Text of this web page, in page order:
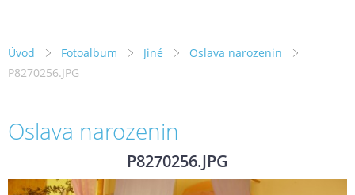
Úvod Fotoalbum Jiné
Oslava narozenin
P8270256.JPG
Oslava narozenin
P8270256.JPG